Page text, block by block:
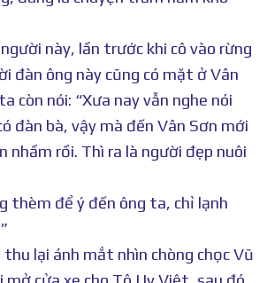
này, lần trước khi cô vào rừng
đàn ông này cũng có mặt ở Vân
còn nói: “Xưa nay vẫn nghe nói
đàn bà, vậy mà đến Vân Sơn mới
nhầm rồi. Thì ra là người đẹp nuôi
thèm để ý đến ông ta, chỉ lạnh
thu lại ánh mắt nhìn chòng chọc Vũ